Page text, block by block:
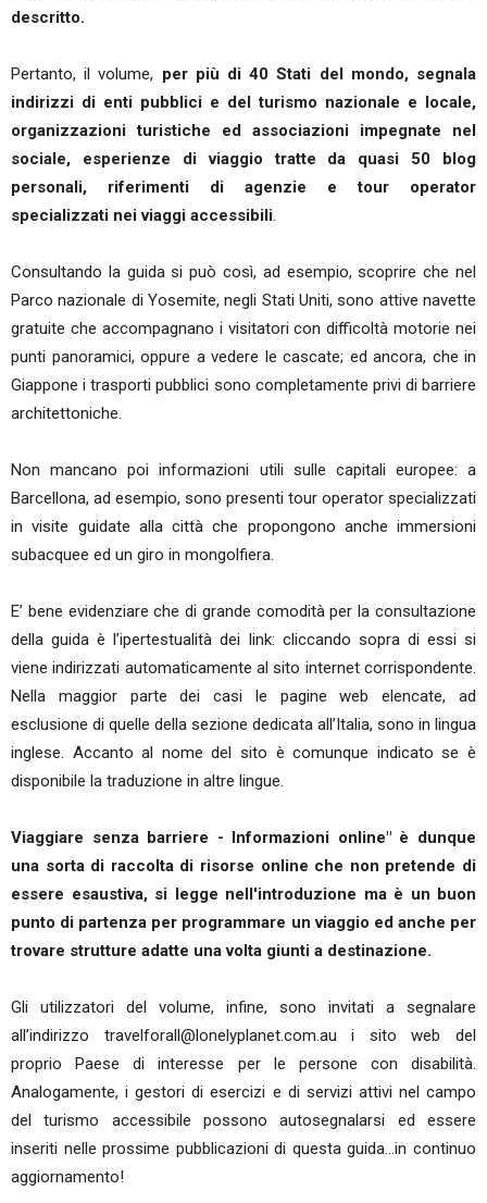
descritto.
Pertanto, il volume, per più di 40 Stati del mondo, segnala
indirizzi di enti pubblici e del turismo nazionale e locale,
organizzazioni turistiche ed associazioni impegnate nel
sociale, esperienze di viaggio tratte da quasi 50 blog
personali, riferimenti di agenzie e tour operator
specializzati nei viaggi accessibili.
Consultando la guida si può così, ad esempio, scoprire che nel
Parco nazionale di Yosemite, negli Stati Uniti, sono attive navette
gratuite che accompagnano i visitatori con difficoltà motorie nei
punti panoramici, oppure a vedere le cascate; ed ancora, che in
Giappone i trasporti pubblici sono completamente privi di barriere
architettoniche.
Non mancano poi informazioni utili sulle capitali europee: a
Barcellona, ad esempio, sono presenti tour operator specializzati
in visite guidate alla città che propongono anche immersioni
subacquee ed un giro in mongolfiera.
E’ bene evidenziare che di grande comodità per la consultazione
della guida è l’ipertestualità dei link: cliccando sopra di essi si
viene indirizzati automaticamente al sito internet corrispondente.
Nella maggior parte dei casi le pagine web elencate, ad
esclusione di quelle della sezione dedicata all’Italia, sono in lingua
inglese. Accanto al nome del sito è comunque indicato se è
disponibile la traduzione in altre lingue.
Viaggiare senza barriere - Informazioni online" è dunque
una sorta di raccolta di risorse online che non pretende di
essere esaustiva, si legge nell'introduzione ma è un buon
punto di partenza per programmare un viaggio ed anche per
trovare strutture adatte una volta giunti a destinazione.
Gli utilizzatori del volume, infine, sono invitati a segnalare
all’indirizzo travelforall@lonelyplanet.com.au i sito web del
proprio Paese di interesse per le persone con disabilità.
Analogamente, i gestori di esercizi e di servizi attivi nel campo
del turismo accessibile possono autosegnalarsi ed essere
inseriti nelle prossime pubblicazioni di questa guida…in continuo
aggiornamento!